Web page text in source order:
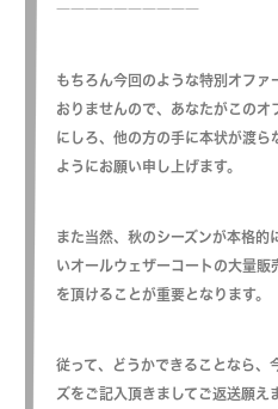
――――――――――
もちろん今回のような特別オファ
おりませんので、あなたがこの
にしろ、他の方の手に本状が渡ら
ようにお願い申し上げます。
また当然、秋のシーズンが本格的
いオールウェザーコートの大量販
を頂けることが重要となります。
従って、どうかできることなら、
ズをご記入頂きましてご返送願